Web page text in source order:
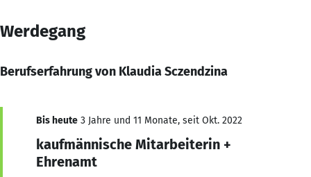
Werdegang
Berufserfahrung von Klaudia Sczendzina
Bis heute 3 Jahre und 11 Monate, seit Okt. 2022
kaufmännische Mitarbeiterin +
Ehrenamt